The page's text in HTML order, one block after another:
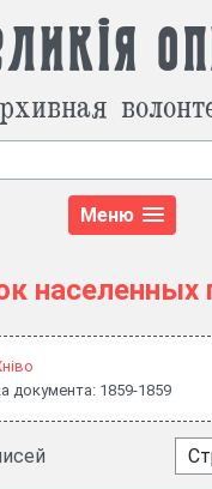
Меню
населенных
документа: 1859-1859